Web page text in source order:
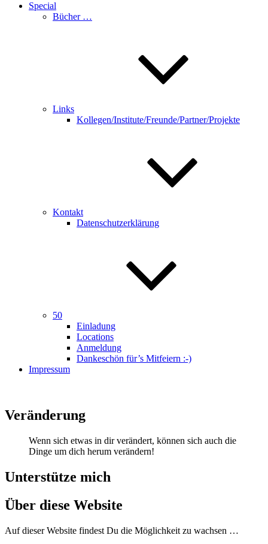
Special
Bücher …
Links
Kollegen/Institute/Freunde/Partner/Projekte
Kontakt
Datenschutzerklärung
50
Einladung
Locations
Anmeldung
Dankeschön für’s Mitfeiern :-)
Impressum
Veränderung
Wenn sich etwas in dir verändert, können sich auch die
Dinge um dich herum verändern!
Unterstütze mich
Über diese Website
Auf dieser Website findest Du die Möglichkeit zu wachsen …